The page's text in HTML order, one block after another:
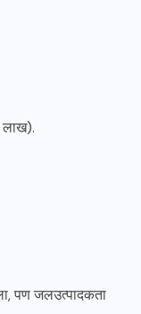
लाख).
पण जलउत्पादकता